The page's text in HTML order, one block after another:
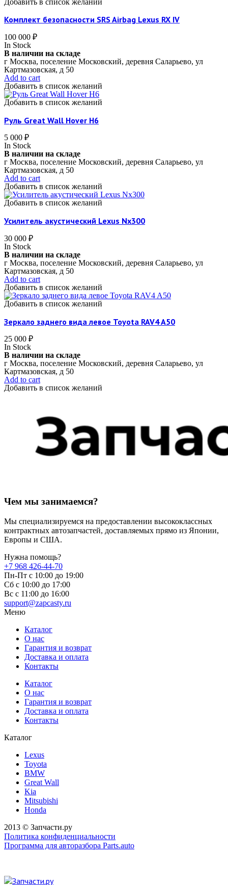
Комплект безопасности SRS Airbag Lexus RX IV
100 000 ₽
In Stock
В наличии на складе
г Москва, поселение Московский, деревня Саларьево, ул
Картмазовская, д 50
Add to cart
Добавить в список желаний
Добавить в список желаний
Руль Great Wall Hover H6
5 000 ₽
In Stock
В наличии на складе
г Москва, поселение Московский, деревня Саларьево, ул
Картмазовская, д 50
Add to cart
Добавить в список желаний
Добавить в список желаний
Усилитель акустический Lexus Nx300
30 000 ₽
In Stock
В наличии на складе
г Москва, поселение Московский, деревня Саларьево, ул
Картмазовская, д 50
Add to cart
Добавить в список желаний
Добавить в список желаний
Зеркало заднего вида левое Toyota RAV4 A50
25 000 ₽
In Stock
В наличии на складе
г Москва, поселение Московский, деревня Саларьево, ул
Картмазовская, д 50
Add to cart
Добавить в список желаний
Чем мы занимаемся?
Мы специализируемся на предоставлении высококлассных
контрактных автозапчастей, доставляемых прямо из Японии,
Европы и США.
Нужна помощь?
+7 968 426-44-70
Пн-Пт с 10:00 до 19:00
Сб с 10:00 до 17:00
Вс c 11:00 до 16:00
support@zapcasty.ru
Меню
Каталог
О нас
Гарантия и возврат
Доставка и оплата
Контакты
Каталог
О нас
Гарантия и возврат
Доставка и оплата
Контакты
Каталог
Lexus
Toyota
BMW
Great Wall
Kia
Mitsubishi
Honda
2013 © Запчасти.ру
Политика конфиденциальности
Программа для авторазбора Parts.auto